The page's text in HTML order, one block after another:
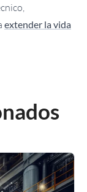
extender la vida